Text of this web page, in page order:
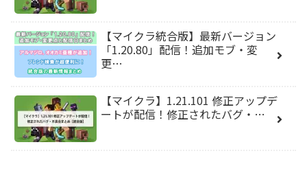
【マイクラ統合版】最新バージョン
「1.20.80」配信！追加モブ・変
更…
【マイクラ】1.21.101 修正アップデ
ートが配信！修正されたバグ・…